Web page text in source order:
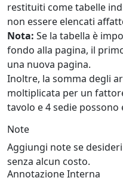
restituiti come tabelle
non essere elencati
Nota: Se la tabella è
fondo alla pagina, il
una nuova pagina.
Inoltre, la somma degli
moltiplicata per un
tavolo e 4 sedie
Note
Aggiungi note se
senza alcun costo.
Annotazione Interna